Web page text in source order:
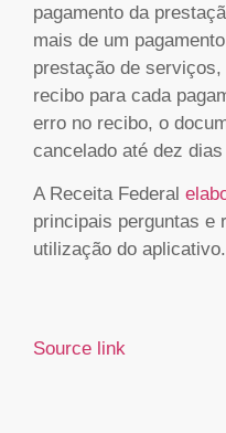
pagamento da
mais de um
prestação de
recibo para cada
erro no recibo, o
cancelado até dez
A Receita Federal
principais perguntas e
utilização do
Source link